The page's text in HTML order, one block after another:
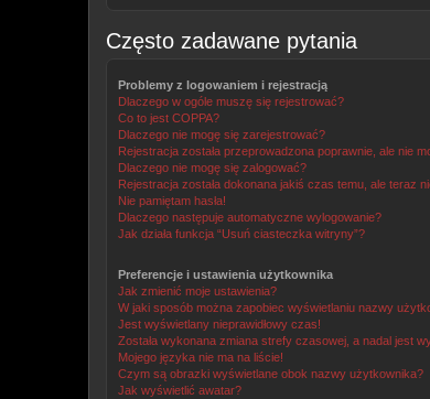
Często zadawane pytania
Problemy z logowaniem i rejestracją
Dlaczego w ogóle muszę się rejestrować?
Co to jest COPPA?
Dlaczego nie mogę się zarejestrować?
Rejestracja została przeprowadzona poprawnie, ale nie
Dlaczego nie mogę się zalogować?
Rejestracja została dokonana jakiś czas temu, ale teraz
Nie pamiętam hasła!
Dlaczego następuje automatyczne wylogowanie?
Jak działa funkcja “Usuń ciasteczka witryny”?
Preferencje i ustawienia użytkownika
Jak zmienić moje ustawienia?
W jaki sposób można zapobiec wyświetlaniu nazwy
Jest wyświetlany nieprawidłowy czas!
Została wykonana zmiana strefy czasowej, a nadal jest
Mojego języka nie ma na liście!
Czym są obrazki wyświetlane obok nazwy użytkownika?
Jak wyświetlić awatar?